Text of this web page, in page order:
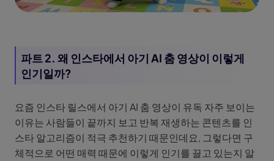
파트 2. 왜 인스타에서 아기 AI 춤 영상이 이렇게
인기일까?
요즘 인스타 릴스에서 아기 AI 춤 영상이 유독 자주 보이는
이유는 사람들이 끝까지 보고 반복 재생하는 콘텐츠를 인
스타 알고리즘이 적극 추천하기 때문인데요, 그렇다면 구
체적으로 어떤 매력 때문에 이렇게 인기를 끌고 있는지 알